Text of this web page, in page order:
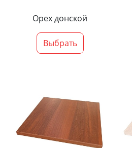
Орех донской
Выбрать